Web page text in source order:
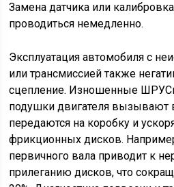
Замена датчика или
проводиться немедленно.
Эксплуатация автомобиля с
или трансмиссией также
сцепление. Изношенные
подушки двигателя вызывают
передаются на коробку и
фрикционных дисков.
первичного вала приводит к
прилеганию дисков, что